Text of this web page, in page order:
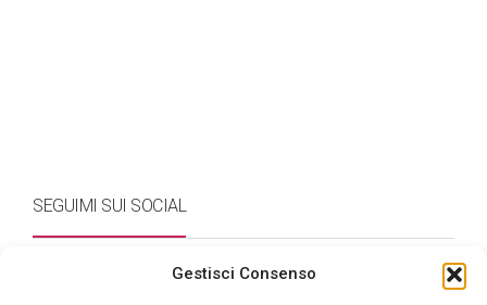
Gestisci Consenso
SEGUIMI SUI SOCIAL